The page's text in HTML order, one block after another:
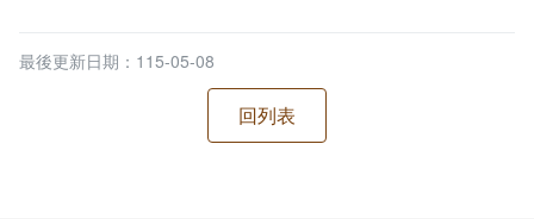
最後更新日期：115-05-08